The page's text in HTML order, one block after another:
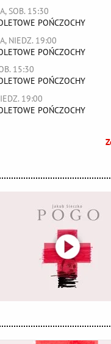
SOB. 15:30
POŃCZOCHY
NIEDZ. 19:00
POŃCZOCHY
15:30
POŃCZOCHY
19:00
POŃCZOCHY